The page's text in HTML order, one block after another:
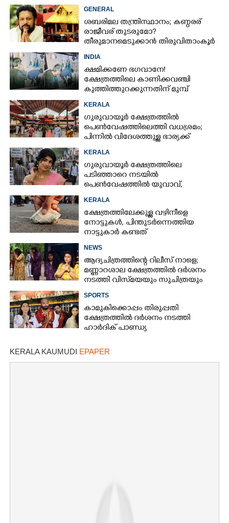
GENERAL
ശബരിമല തന്ത്രിസ്ഥാനം; കണ്ഠരര്
രാജീവര് തുടരുമോ?
തീരുമാനമെടുക്കാൻ തിരുവിതാംകൂർ
INDIA
ക്ഷമിക്കണേ ഭഗവാനേ!
ക്ഷേത്രത്തിലെ കാണിക്കവഞ്ചി
കുത്തിത്തുറക്കുന്നതിന് മുമ്പ്
KERALA
ഗുരുവായൂർ ക്ഷേത്രത്തിൽ
പെൺവേഷത്തിലെത്തി വധശ്രമം;
പിന്നിൽ വിദേശത്തുള്ള ഭാര്യക്ക്
KERALA
ഗുരുവായൂർ ക്ഷേത്രത്തിലെ
പടിഞ്ഞാറെ നടയിൽ
പെൺവേഷത്തിൽ യുവാവ്,​
തെളിഞ്ഞത് വൻഗൂഢാലോചന
KERALA
ക്ഷേത്രത്തിലേക്കുള്ള വഴിനീളെ
നോട്ടുകൾ,​ പിന്തുടർന്നെത്തിയ
നാട്ടുകാർ കണ്ടത്
NEWS
ആദ്യചിത്രത്തിന്റെ റിലീസ് നാളെ;
മണ്ണാറശാല ക്ഷേത്രത്തിൽ ദർശനം
നടത്തി വിസ്‌മയയും സുചിത്രയും
SPORTS
കാമുകിക്കൊപ്പം തിരുപ്പതി
ക്ഷേത്രത്തിൽ ദർശനം നടത്തി
ഹാർദിക് പാണ്ഡ്യ
KERALA KAUMUDI EPAPER